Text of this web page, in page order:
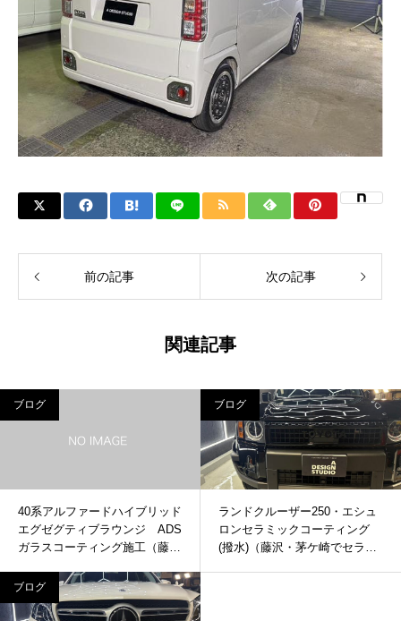
前の記事 次の記事
関連記事
ブログ
40系アルファードハイブリッド
エグゼグティブラウンジ ADS
ガラスコーティング施工（藤
グするならADSへ）
ブログ
ランドクルーザー250・エシュ
ロンセラミックコーティング
(撥水)（藤沢・茅ケ崎でセラミ
ブログ